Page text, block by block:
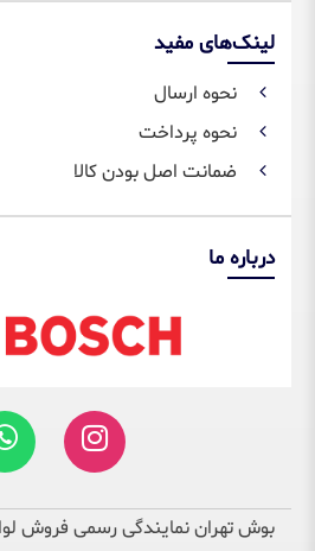
لینک‌های مفید
نحوه ارسال
نحوه پرداخت
ضمانت اصل بودن کالا
درباره ما
بوش تهران نمایندگی رسمی فروش